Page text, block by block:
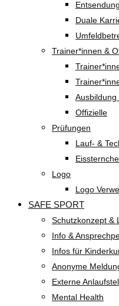
Duale
Trainer*innen &
Ausbildung
Offizielle
Prüfungen
Lauf- &
Logo
Logo
SAFE SPORT
Schutzkonzept &
Info &
Infos für
Anonyme
Externe
Mental Health